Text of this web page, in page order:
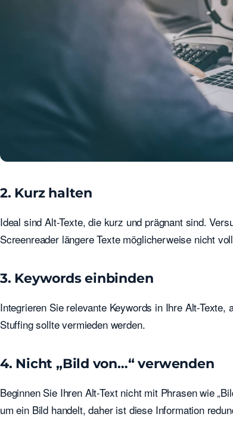
2. Kurz halten
Ideal sind Alt-Texte, die kurz und prägnant sind.
Screenreader längere Texte möglicherweise nicht
3. Keywords einbinden
Integrieren Sie relevante Keywords in Ihre Alt-
Stuffing sollte vermieden werden.
4. Nicht „Bild von…“ verwenden
Beginnen Sie Ihren Alt-Text nicht mit Phrasen wie
um ein Bild handelt, daher ist diese Information